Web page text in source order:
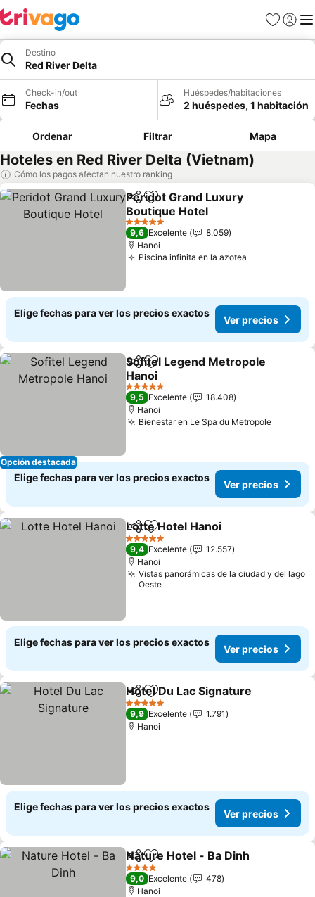
Favoritos
Iniciar
Destino
Red River Delta
Check-in/out
Fechas
Huéspedes/habitaciones
2 huéspedes, 1 habitación
Ordenar Filtrar Mapa
Hoteles en Red River Delta (Vietnam)
Cómo los pagos afectan nuestro ranking
CompartirAgregar a favoritos
Peridot Grand Luxury
Boutique Hotel
Ver precios
5 Estrellas
9,6 Excelente
8.059
Hanoi
Piscina infinita en la azotea
Elige fechas para ver los precios exactos
Ver precios
Opción destacada
CompartirAgregar a favoritos
Sofitel Legend Metropole
Hanoi
Ver precios
5 Estrellas
9,5 Excelente
18.408
Hanoi
Bienestar en Le Spa du MetropoleVer
Elige fechas para ver los precios exactos
Ver precios
CompartirAgregar a favoritos
Lotte Hotel Hanoi
5 Estrellas
9,4 Excelente
12.557
Hanoi
Vistas panorámicas de la ciudad y del lago
Oeste
Elige fechas para ver los precios exactos
Ver precios
CompartirAgregar a favoritos
Hotel Du Lac Signature
5 Estrellas
9,9 Excelente
1.791
Hanoi
Elige fechas para ver los precios exactos
Ver precios
CompartirAgregar a favoritos
Nature Hotel - Ba Dinh
4 Estrellas
9,0 Excelente
478
Hanoi